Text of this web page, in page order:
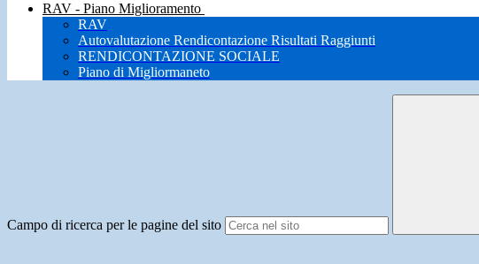
RAV - Piano Miglioramento
RAV
Autovalutazione Rendicontazione Risultati Raggiunti
RENDICONTAZIONE SOCIALE
Piano di Migliormaneto
Campo di ricerca per le pagine del sito